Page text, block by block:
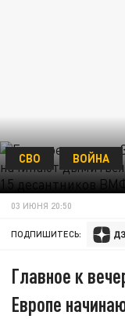
СВО ВОЙНА
03 ИЮНЯ 20:50
ПОДПИШИТЕСЬ:
Главное к
Европе